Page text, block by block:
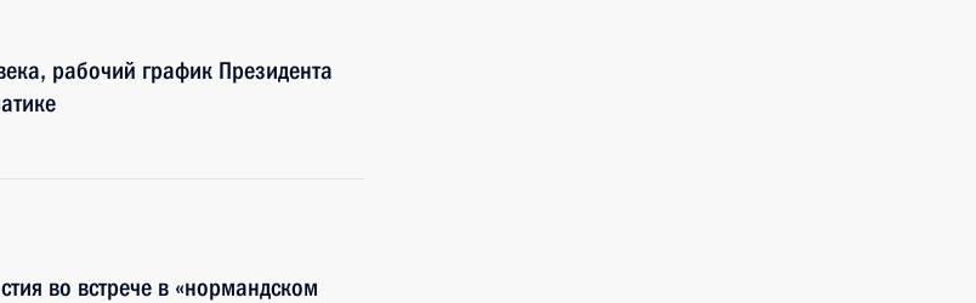
рабочий график Президента
во встрече в «нормандском